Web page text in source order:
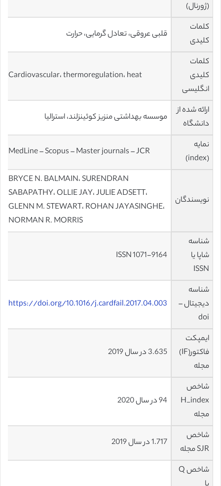
(ژورنال)
کلمات
کلیدی
قلبی عروقی، تعادل گرمایی، حرارت
کلمات
کلیدی
انگلیسی
Cardiovascular، thermoregulation، heat
ارائه شده از
دانشگاه
موسسه بهداشتی منزیز کوئینزلند، استرالیا
نمایه
(index)
MedLine – Scopus – Master journals – JCR
نویسندگان
BRYCE N. BALMAIN، SURENDRAN
SABAPATHY، OLLIE JAY، JULIE ADSETT،
GLENN M. STEWART، ROHAN JAYASINGHE،
NORMAN R. MORRIS
شناسه
شاپا یا
ISSN
ISSN 1071-9164
شناسه
دیجیتال –
doi
https://doi.org/10.1016/j.cardfail.2017.04.003
ایمپکت
فاکتور(IF)
مجله
3.635 در سال 2019
شاخص
H_index
مجله
94 در سال 2020
شاخص
SJR مجله
1.717 در سال 2019
شاخص Q